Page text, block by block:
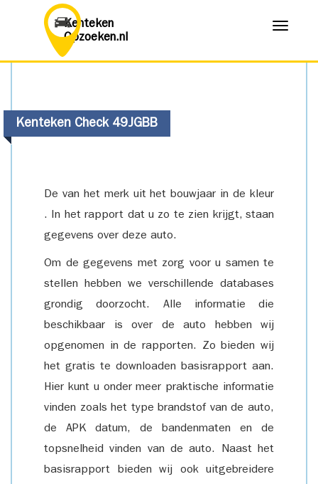
Kenteken
Opzoeken.nl
Menu
Kenteken Check 49JGBB
De van het merk uit het bouwjaar in de kleur
. In het rapport dat u zo te zien krijgt, staan
gegevens over deze auto.
Om de gegevens met zorg voor u samen te
stellen hebben we verschillende databases
grondig doorzocht. Alle informatie die
beschikbaar is over de auto hebben wij
opgenomen in de rapporten. Zo bieden wij
het gratis te downloaden basisrapport aan.
Hier kunt u onder meer praktische informatie
vinden zoals het type brandstof van de auto,
de APK datum, de bandenmaten en de
topsnelheid vinden van de auto. Naast het
basisrapport bieden wij ook uitgebreidere